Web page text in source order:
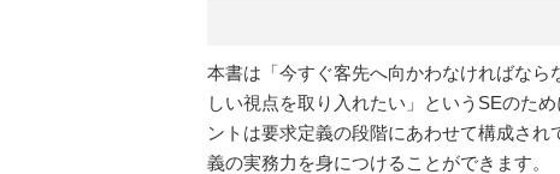
本書は「今すぐ客先へ向かわなければな
しい視点を取り入れたい」というSEのた
ントは要求定義の段階にあわせて構成さ
義の実務力を身につけることができます。